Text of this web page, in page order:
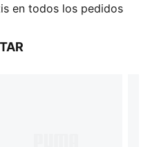
en todos los pedidos